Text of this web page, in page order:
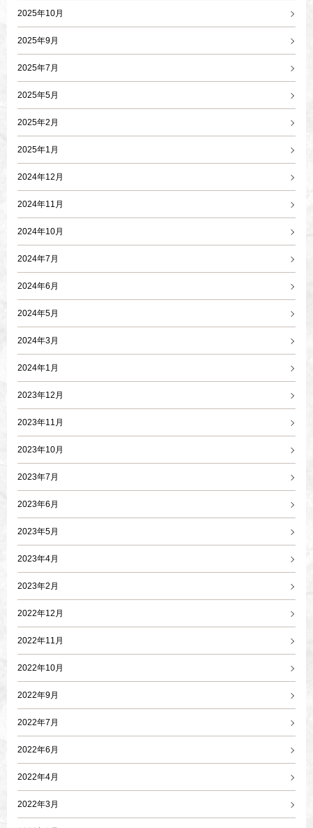
2025年10月
2025年9月
2025年7月
2025年5月
2025年2月
2025年1月
2024年12月
2024年11月
2024年10月
2024年7月
2024年6月
2024年5月
2024年3月
2024年1月
2023年12月
2023年11月
2023年10月
2023年7月
2023年6月
2023年5月
2023年4月
2023年2月
2022年12月
2022年11月
2022年10月
2022年9月
2022年7月
2022年6月
2022年4月
2022年3月